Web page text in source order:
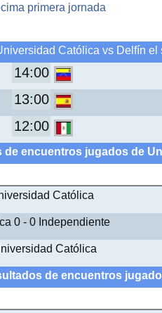
primera jornada
Católica vs Delfín el
14:00
13:00
12:00
de encuentros jugados de
Católica
0 - 0 Independiente
Católica
de encuentros